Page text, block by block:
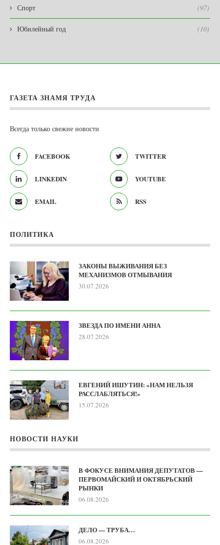
Спорт (97)
Юбилейный год (10)
ГАЗЕТА ЗНАМЯ ТРУДА
Всегда только свежие новости
FACEBOOK TWITTER
LINKEDIN YOUTUBE
EMAIL RSS
ПОЛИТИКА
ЗАКОНЫ ВЫЖИВАНИЯ БЕЗ
МЕХАНИЗМОВ ОТМЫВАНИЯ
30.07.2026
ЗВЕЗДА ПО ИМЕНИ АННА
28.07.2026
ЕВГЕНИЙ ИШУТИН: «НАМ НЕЛЬЗЯ
РАССЛАБЛЯТЬСЯ!»
15.07.2026
НОВОСТИ НАУКИ
В ФОКУСЕ ВНИМАНИЯ ДЕПУТАТОВ —
ПЕРВОМАЙСКИЙ И ОКТЯБРЬСКИЙ
РЫНКИ
06.08.2026
ДЕЛО — ТРУБА…
06.08.2026